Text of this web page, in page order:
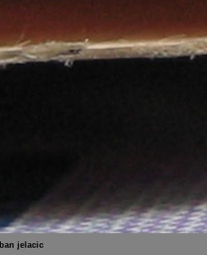
ban jelacic